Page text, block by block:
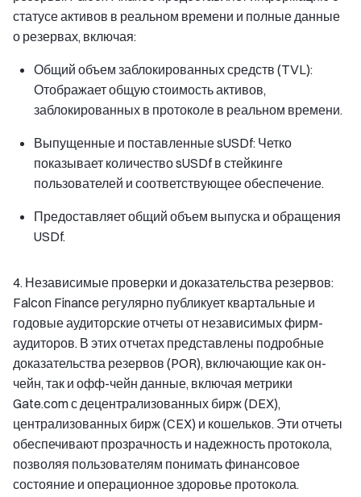
статусе активов в реальном времени и полные данные
о резервах, включая:
Общий объем заблокированных средств (TVL):
Отображает общую стоимость активов,
заблокированных в протоколе в реальном времени.
Выпущенные и поставленные sUSDf: Четко
показывает количество sUSDf в стейкинге
пользователей и соответствующее обеспечение.
Предоставляет общий объем выпуска и обращения
USDf.
4. Независимые проверки и доказательства резервов:
Falcon Finance регулярно публикует квартальные и
годовые аудиторские отчеты от независимых фирм-
аудиторов. В этих отчетах представлены подробные
доказательства резервов (POR), включающие как он-
чейн, так и офф-чейн данные, включая метрики
Gate.com с децентрализованных бирж (DEX),
централизованных бирж (CEX) и кошельков. Эти отчеты
обеспечивают прозрачность и надежность протокола,
позволяя пользователям понимать финансовое
состояние и операционное здоровье протокола.